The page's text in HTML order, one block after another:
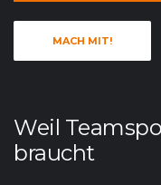
MACH MIT!
Weil
braucht